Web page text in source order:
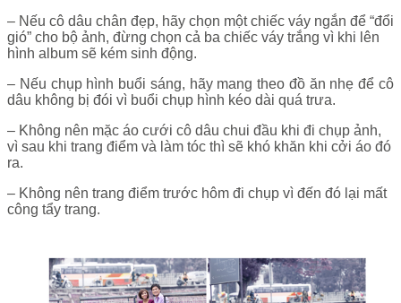
– Nếu cô dâu chân đẹp, hãy chọn một chiếc váy ngắn để “đổi
gió” cho bộ ảnh, đừng chọn cả ba chiếc váy trắng vì khi lên
hình album sẽ kém sinh động.
– Nếu chụp hình buổi sáng, hãy mang theo đồ ăn nhẹ để cô
dâu không bị đói vì buổi chụp hình kéo dài quá trưa.
– Không nên mặc áo cưới cô dâu chui đầu khi đi chụp ảnh,
vì sau khi trang điểm và làm tóc thì sẽ khó khăn khi cởi áo đó
ra.
– Không nên trang điểm trước hôm đi chụp vì đến đó lại mất
công tẩy trang.